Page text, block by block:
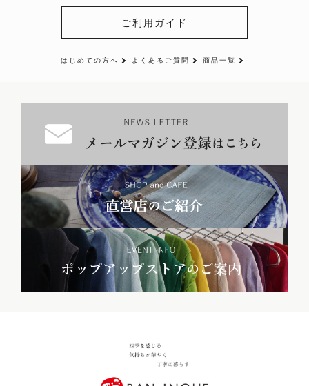
ご利用ガイド
はじめての方へ よくあるご質問 商品一覧